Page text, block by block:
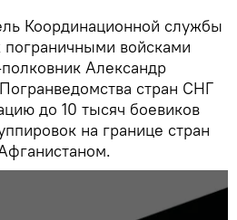
Координационной службы
войсками
Александр
стран СНГ
до 10 тысяч боевиков
на границе стран